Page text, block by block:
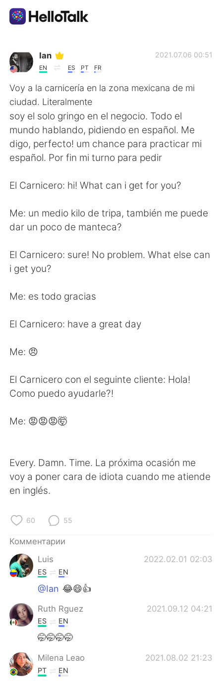
Русский
English 简体中文
Deutsch 日本語
한국어 ไทย
Indonesia
Türkçe Tiếng Việt
Português
Ian
EN ES PT FR
2021.07.06 00:51
Voy a la carnicería en la zona mexicana de mi
ciudad. Literalmente
soy el solo gringo en el negocio. Todo el
mundo hablando, pidiendo en español. Me
digo, perfecto! um chance para practicar mi
español. Por fin mi turno para pedir
El Carnicero: hi! What can i get for you?
Me: un medio kilo de tripa, también me puede
dar un poco de manteca?
El Carnicero: sure! No problem. What else can
i get you?
Me: es todo gracias
El Carnicero: have a great day
Me: 😠
El Carnicero con el seguinte cliente: Hola!
Como puedo ayudarle?!
Me: 😡😡😡🤯
Every. Damn. Time. La próxima ocasión me
voy a poner cara de idiota cuando me atiende
en inglés.
60 55
Комментарии
Luis
2022.02.01 02:03
ES EN
@Ian 😂😄👍
Ruth Rguez 2021.09.12 04:21
ES EN
🤭🤭🤭🤭
Milena Leao 2021.08.02 21:23
PT EN